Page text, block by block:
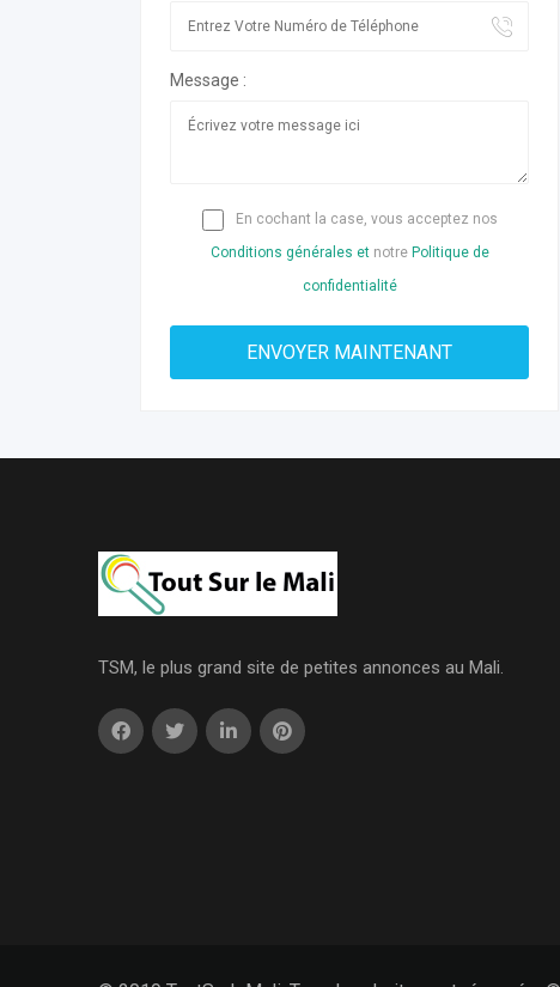
Message :
En cochant la case, vous acceptez nos
Conditions générales etnotre Politique de
confidentialité
TSM, le plus grand site de petites annonces au Mali.